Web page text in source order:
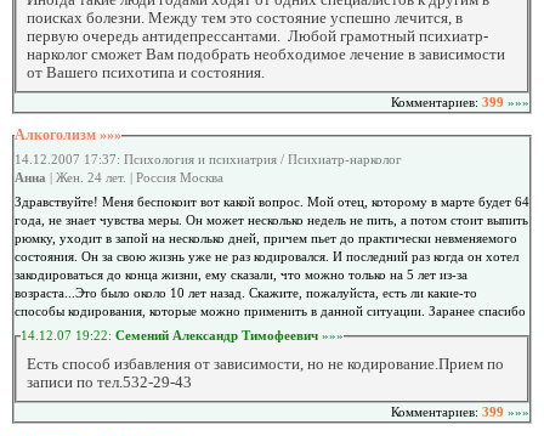
поисках болезни. Между тем это состояние успешно лечится, в
первую очередь антидепрессантами. Любой грамотный психиатр-
нарколог сможет Вам подобрать необходимое лечение в зависимости
от Вашего психотипа и состояния.
Комментариев: 399 »»»
Алкоголизм »»»
14.12.2007 17:37: Психология и психиатрия / Психиатр-нарколог
Анна | Жен. 24 лет. | Россия Москва
Здравствуйте! Меня беспокоит вот какой вопрос. Мой отец, которому в марте будет 64
года, не знает чувства меры. Он может несколько недель не пить, а потом стоит выпить
рюмку, уходит в запой на несколько дней, причем пьет до практически невменяемого
состояния. Он за свою жизнь уже не раз кодировался. И последний раз когда он хотел
закодироваться до конца жизни, ему сказали, что можно только на 5 лет из-за
возраста...Это было около 10 лет назад. Скажите, пожалуйста, есть ли какие-то
способы кодирования, которые можно применить в данной ситуации. Заранее спасибо
14.12.07 19:22: Семений Александр Тимофеевич »»»
Есть способ избавления от зависимости, но не кодирование.Прием по
записи по тел.532-29-43
Комментариев: 399 »»»